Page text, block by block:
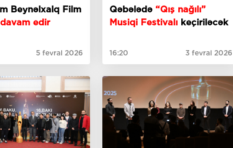
Beynəlxalq Film
davam edir
5 fevral 2026
Qəbələdə “Qış nağılı”
Musiqi Festivalıkeçiriləcək
16:20 3 fevral 2026